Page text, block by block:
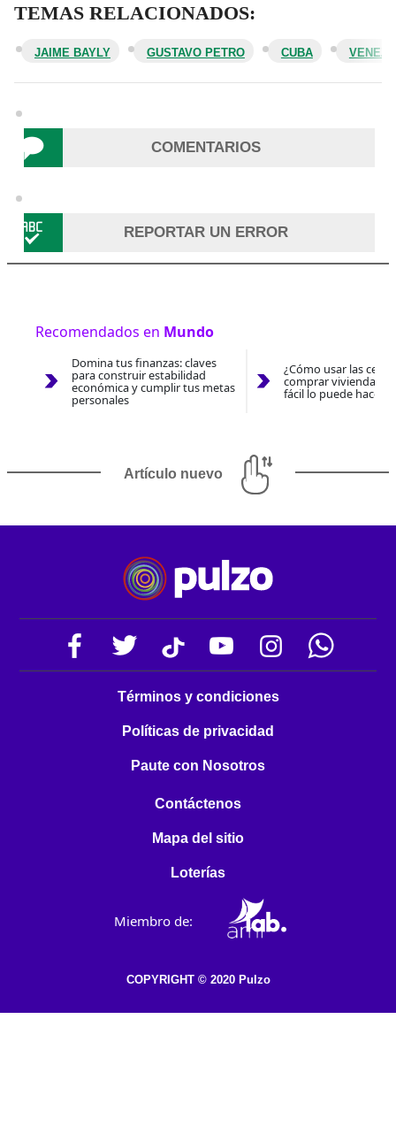
TEMAS RELACIONADOS:
JAIME BAYLY GUSTAVO PETRO CUBA
COMENTARIOS
REPORTAR UN ERROR
Recomendados en Mundo
Domina tus finanzas: claves
para construir estabilidad
económica y cumplir tus metas
personales
¿Cómo usar las
comprar vivienda
fácil lo puede hacer
Artículo nuevo
Términos y condiciones
Políticas de privacidad
Paute con Nosotros
Contáctenos
Mapa del sitio
Loterías
Miembro de:
COPYRIGHT © 2020 Pulzo